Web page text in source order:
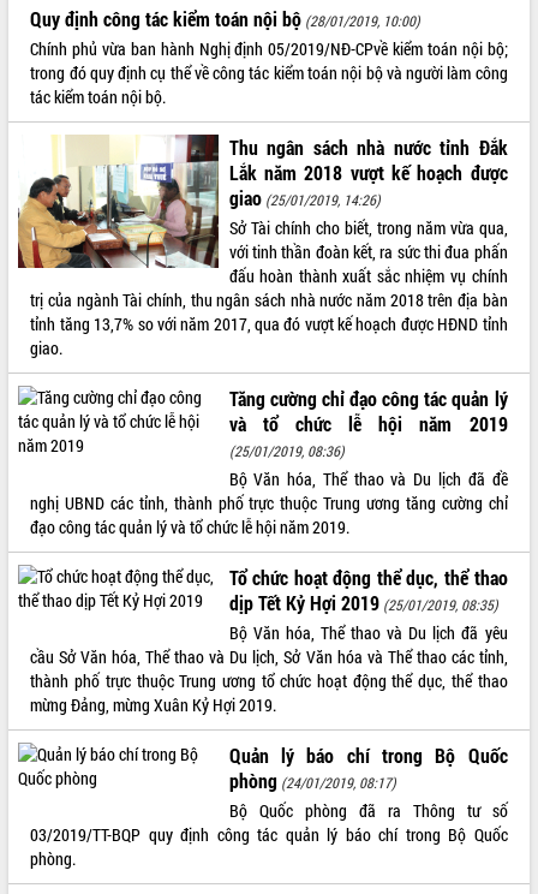
VIDEO
Không có file video nào để phát.
ALBUM ẢNH
LIÊN KẾT WEB
THỐNG KÊ TRUY CẬP
Hôm nay: 4436
Tất cả: 66049759
Quy định công tác kiểm toán nội bộ (28/01/2019, 10:00)
Chính phủ vừa ban hành Nghị định 05/2019/NĐ-CPvề kiểm toán nội bộ;
trong đó quy định cụ thể về công tác kiểm toán nội bộ và người làm công
tác kiểm toán nội bộ.
Thu ngân sách nhà nước tỉnh Đắk
Lắk năm 2018 vượt kế hoạch được
giao (25/01/2019, 14:26)
Sở Tài chính cho biết, trong năm vừa qua,
với tinh thần đoàn kết, ra sức thi đua phấn
đấu hoàn thành xuất sắc nhiệm vụ chính
trị của ngành Tài chính, thu ngân sách nhà nước năm 2018 trên địa bàn
tỉnh tăng 13,7% so với năm 2017, qua đó vượt kế hoạch được HĐND tỉnh
giao.
Tăng cường chỉ đạo công tác quản lý
và tổ chức lễ hội năm 2019
(25/01/2019, 08:36)
Bộ Văn hóa, Thể thao và Du lịch đã đề
nghị UBND các tỉnh, thành phố trực thuộc Trung ương tăng cường chỉ
đạo công tác quản lý và tổ chức lễ hội năm 2019.
Tổ chức hoạt động thể dục, thể thao
dịp Tết Kỷ Hợi 2019 (25/01/2019, 08:35)
Bộ Văn hóa, Thể thao và Du lịch đã yêu
cầu Sở Văn hóa, Thể thao và Du lịch, Sở Văn hóa và Thể thao các tỉnh,
thành phố trực thuộc Trung ương tổ chức hoạt động thể dục, thể thao
mừng Đảng, mừng Xuân Kỷ Hợi 2019.
Quản lý báo chí trong Bộ Quốc
phòng (24/01/2019, 08:17)
Bộ Quốc phòng đã ra Thông tư số
03/2019/TT-BQP quy định công tác quản lý báo chí trong Bộ Quốc
phòng.